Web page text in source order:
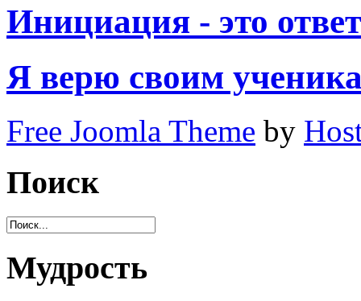
Инициация - это
Я верю своим
Free Joomla Theme by
Поиск
Мудрость